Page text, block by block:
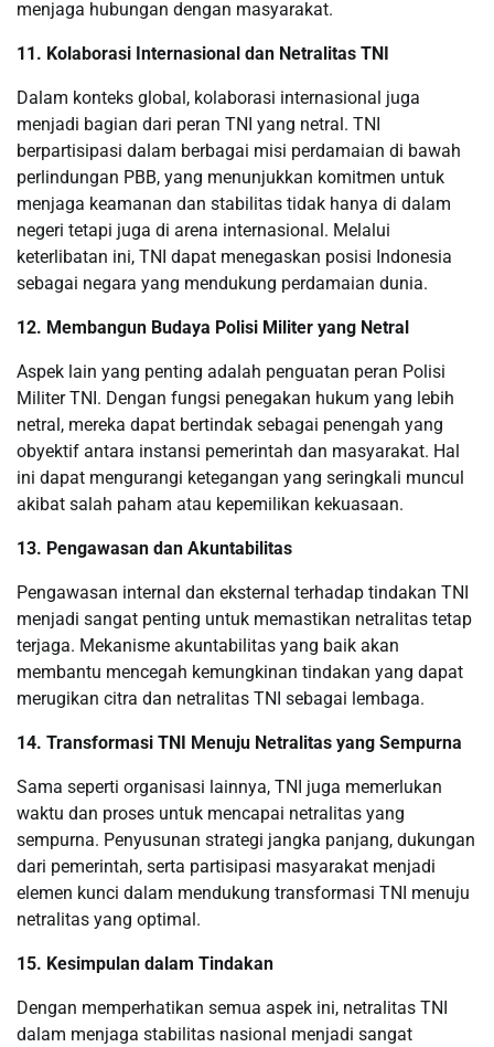
menjaga hubungan dengan masyarakat.
11. Kolaborasi Internasional dan Netralitas TNI
Dalam konteks global, kolaborasi internasional juga
menjadi bagian dari peran TNI yang netral. TNI
berpartisipasi dalam berbagai misi perdamaian di bawah
perlindungan PBB, yang menunjukkan komitmen untuk
menjaga keamanan dan stabilitas tidak hanya di dalam
negeri tetapi juga di arena internasional. Melalui
keterlibatan ini, TNI dapat menegaskan posisi Indonesia
sebagai negara yang mendukung perdamaian dunia.
12. Membangun Budaya Polisi Militer yang Netral
Aspek lain yang penting adalah penguatan peran Polisi
Militer TNI. Dengan fungsi penegakan hukum yang lebih
netral, mereka dapat bertindak sebagai penengah yang
obyektif antara instansi pemerintah dan masyarakat. Hal
ini dapat mengurangi ketegangan yang seringkali muncul
akibat salah paham atau kepemilikan kekuasaan.
13. Pengawasan dan Akuntabilitas
Pengawasan internal dan eksternal terhadap tindakan TNI
menjadi sangat penting untuk memastikan netralitas tetap
terjaga. Mekanisme akuntabilitas yang baik akan
membantu mencegah kemungkinan tindakan yang dapat
merugikan citra dan netralitas TNI sebagai lembaga.
14. Transformasi TNI Menuju Netralitas yang Sempurna
Sama seperti organisasi lainnya, TNI juga memerlukan
waktu dan proses untuk mencapai netralitas yang
sempurna. Penyusunan strategi jangka panjang, dukungan
dari pemerintah, serta partisipasi masyarakat menjadi
elemen kunci dalam mendukung transformasi TNI menuju
netralitas yang optimal.
15. Kesimpulan dalam Tindakan
Dengan memperhatikan semua aspek ini, netralitas TNI
dalam menjaga stabilitas nasional menjadi sangat